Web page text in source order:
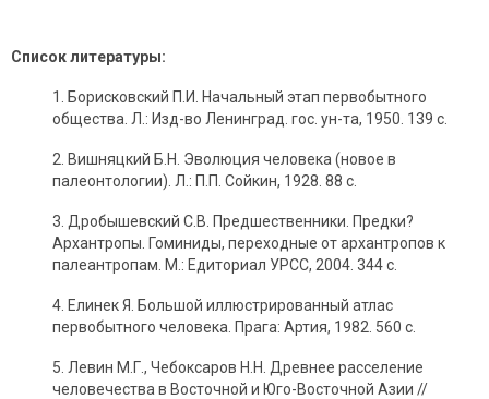
Список литературы:
1. Борисковский П.И. Начальный этап первобытного
общества. Л.: Изд-во Ленинград. гос. ун-та, 1950. 139 с.
2. Вишняцкий Б.Н. Эволюция человека (новое в
палеонтологии). Л.: П.П. Сойкин, 1928. 88 с.
3. Дробышевский С.В. Предшественники. Предки?
Архантропы. Гоминиды, переходные от архантропов к
палеантропам. М.: Едиториал УРСС, 2004. 344 с.
4. Елинек Я. Большой иллюстрированный атлас
первобытного человека. Прага: Артия, 1982. 560 с.
5. Левин М.Г., Чебоксаров Н.Н. Древнее расселение
человечества в Восточной и Юго-Восточной Азии //